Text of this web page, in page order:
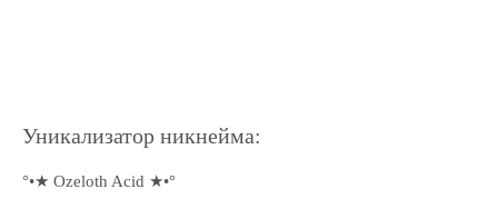
Уникализатор никнейма:
°•★ Ozeloth Acid ★•°